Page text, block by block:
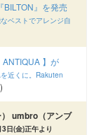
BILTON』を発売
ベストでアレンジ自
】が
近くに。Rakuten
umbro（アンブ
日(金)正午より